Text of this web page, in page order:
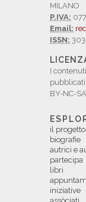
MILANO
P.IVA:
Email:
ISSN:
I
pubblicati
BY-NC-
il progetto
biografie
autrici e
partecipa
libri
iniziative
assòciati